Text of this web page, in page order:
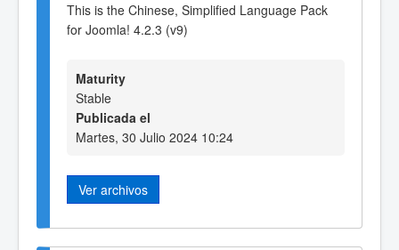
This is the Chinese, Simplified Language Pack
for Joomla! 4.2.3 (v9)
Maturity
Stable
Publicada el
Martes, 30 Julio 2024 10:24
Ver archivos